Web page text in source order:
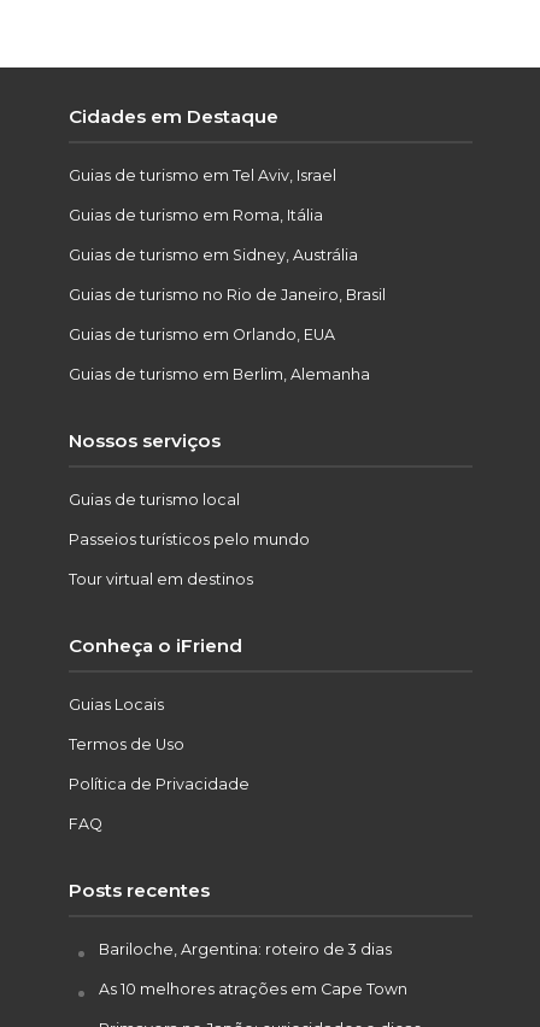
Cidades em Destaque
Guias de turismo em Tel Aviv, Israel
Guias de turismo em Roma, Itália
Guias de turismo em Sidney, Austrália
Guias de turismo no Rio de Janeiro, Brasil
Guias de turismo em Orlando, EUA
Guias de turismo em Berlim, Alemanha
Nossos serviços
Guias de turismo local
Passeios turísticos pelo mundo
Tour virtual em destinos
Conheça o iFriend
Guias Locais
Termos de Uso
Política de Privacidade
FAQ
Posts recentes
Bariloche, Argentina: roteiro de 3 dias
As 10 melhores atrações em Cape Town